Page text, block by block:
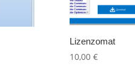
Lizenzomat
10,00 €